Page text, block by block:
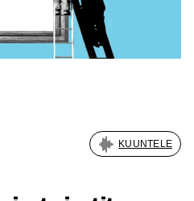
KUUNTELE